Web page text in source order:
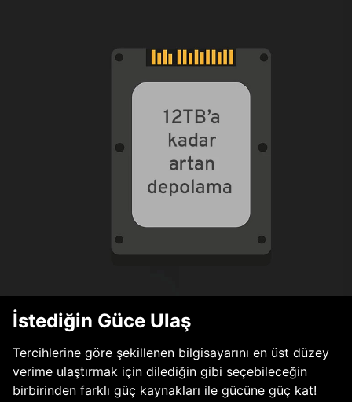
İstediğin Güce Ulaş
Tercihlerine göre şekillenen bilgisayarını en üst düzey
verime ulaştırmak için dilediğin gibi seçebileceğin
birbirinden farklı güç kaynakları ile gücüne güç kat!